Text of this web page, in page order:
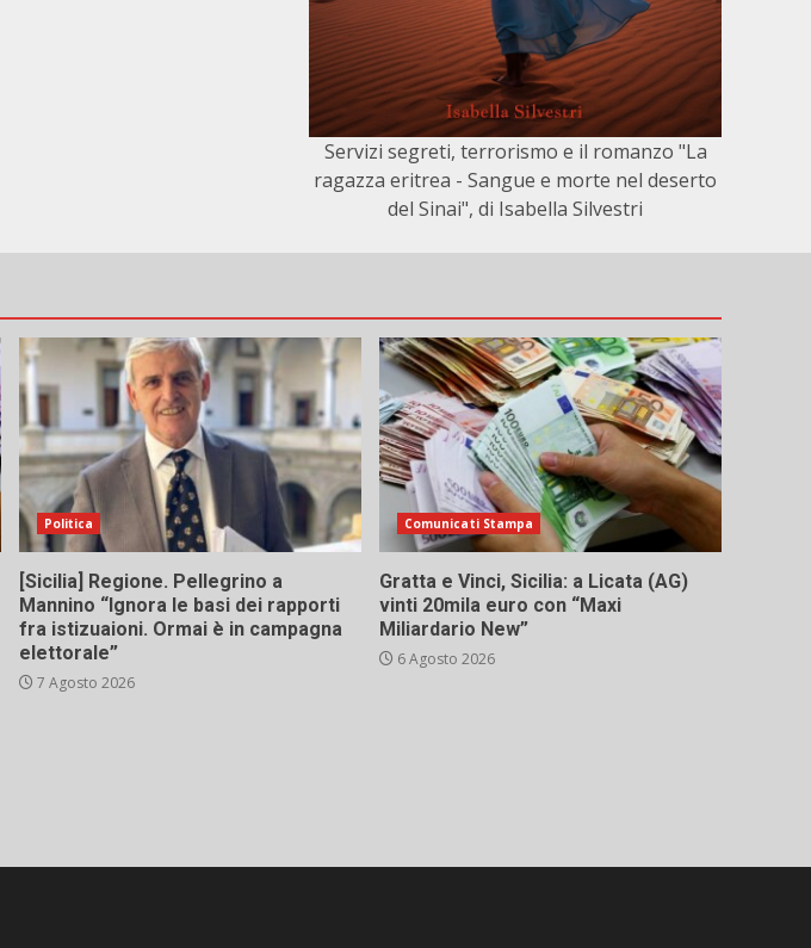
Servizi segreti, terrorismo e il romanzo "La
ragazza eritrea - Sangue e morte nel deserto
del Sinai", di Isabella Silvestri
Politica
[Sicilia] Regione. Pellegrino a
Mannino “Ignora le basi dei rapporti
fra istizuaioni. Ormai è in campagna
elettorale”
7 Agosto 2026
Comunicati Stampa
Gratta e Vinci, Sicilia: a Licata (AG)
vinti 20mila euro con “Maxi
Miliardario New”
6 Agosto 2026